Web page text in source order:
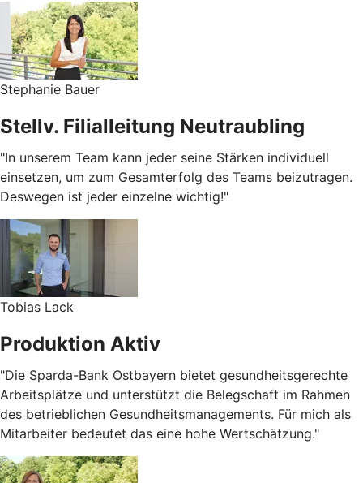
Stephanie Bauer
Stellv. Filialleitung Neutraubling
"In unserem Team kann jeder seine Stärken individuell
einsetzen, um zum Gesamterfolg des Teams beizutragen.
Deswegen ist jeder einzelne wichtig!"
Tobias Lack
Produktion Aktiv
"Die Sparda-Bank Ostbayern bietet gesundheitsgerechte
Arbeitsplätze und unterstützt die Belegschaft im Rahmen
des betrieblichen Gesundheitsmanagements. Für mich als
Mitarbeiter bedeutet das eine hohe Wertschätzung."